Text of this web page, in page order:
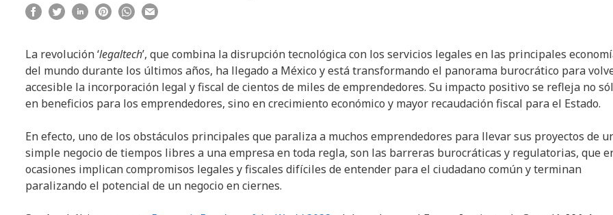
La revolución ‘legaltech’, que combina la disrupción tecnológica con los servicios legales en las principales
del mundo durante los últimos años, ha llegado a México y está transformando el panorama burocrático para
accesible la incorporación legal y fiscal de cientos de miles de emprendedores. Su impacto positivo se refleja no
en beneficios para los emprendedores, sino en crecimiento económico y mayor recaudación fiscal para el Estado.
En efecto, uno de los obstáculos principales que paraliza a muchos emprendedores para llevar sus proyectos de
simple negocio de tiempos libres a una empresa en toda regla, son las barreras burocráticas y regulatorias, que
ocasiones implican compromisos legales y fiscales difíciles de entender para el ciudadano común y terminan
paralizando el potencial de un negocio en ciernes.